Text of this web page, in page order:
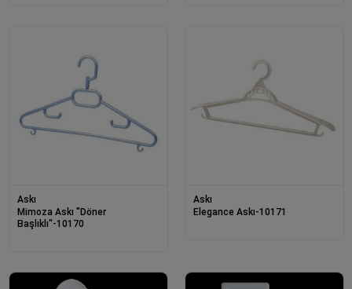
Askı
Mimoza Askı "Döner
Başlıklı"-10170
Askı
Elegance Askı-10171